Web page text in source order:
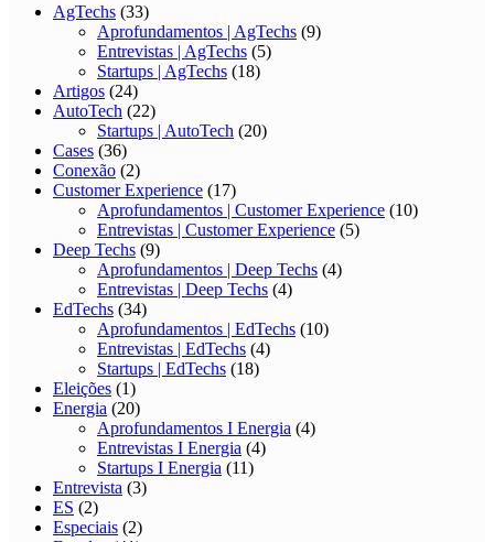
AgTechs (33)
Aprofundamentos | AgTechs (9)
Entrevistas | AgTechs (5)
Startups | AgTechs (18)
Artigos (24)
AutoTech (22)
Startups | AutoTech (20)
Cases (36)
Conexão (2)
Customer Experience (17)
Aprofundamentos | Customer Experience (10)
Entrevistas | Customer Experience (5)
Deep Techs (9)
Aprofundamentos | Deep Techs (4)
Entrevistas | Deep Techs (4)
EdTechs (34)
Aprofundamentos | EdTechs (10)
Entrevistas | EdTechs (4)
Startups | EdTechs (18)
Eleições (1)
Energia (20)
Aprofundamentos I Energia (4)
Entrevistas I Energia (4)
Startups I Energia (11)
Entrevista (3)
ES (2)
Especiais (2)